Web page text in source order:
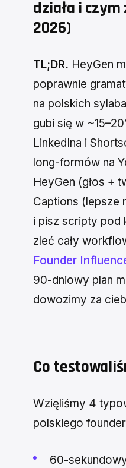
działa i
2026)
TL;DR. HeyGen
poprawnie
na polskich
gubi się w
LinkedIna i
long-formów na
HeyGen (głos +
Captions (lepsze
i pisz scripty pod
zleć cały
Founder
90-dniowy plan
dowozimy za
Co
Wzięliśmy 4
polskiego
60-